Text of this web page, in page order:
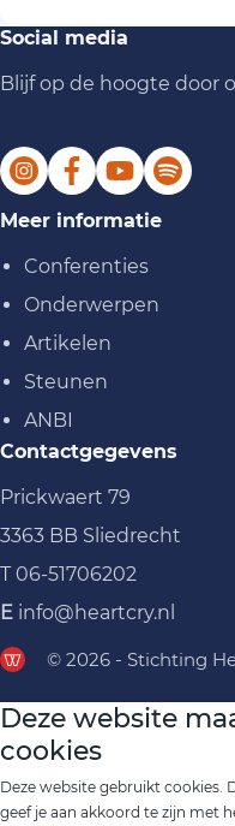
Social media
Blijf op de hoogte door
Meer informatie
Conferenties
Onderwerpen
Artikelen
Steunen
ANBI
Contactgegevens
Prickwaert 79
3363 BB Sliedrecht
T 06-51706202
E info@heartcry.nl
© 2026 - Stichting
Deze website
cookies
Deze website gebruikt cookies.
geef je aan akkoord te zijn met